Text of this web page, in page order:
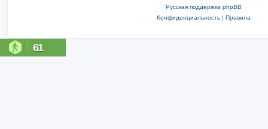
Русская поддержка phpBB
Конфиденциальность | Правила
61